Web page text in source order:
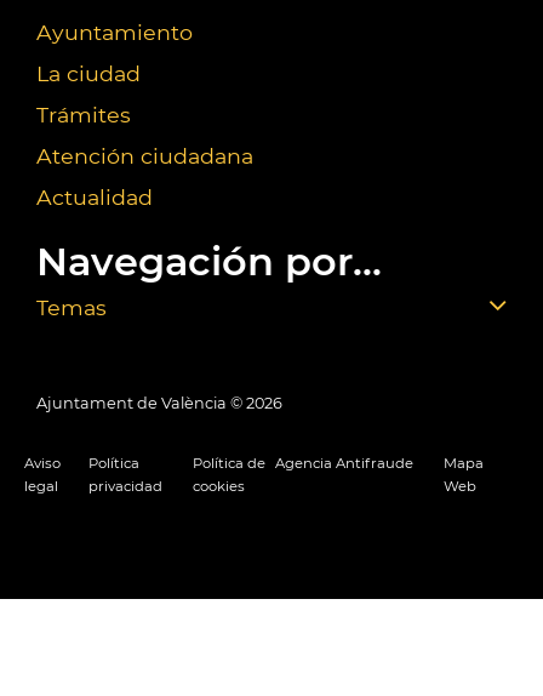
Ayuntamiento
La ciudad
Trámites
Atención ciudadana
Actualidad
Navegación por...
Temas
Ajuntament de València © 2026
Aviso
legal
Política
privacidad
Política de
cookies
Agencia Antifraude
Mapa
Web